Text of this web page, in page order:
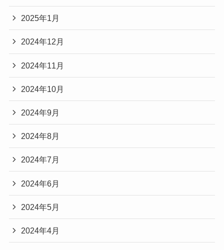
2025年1月
2024年12月
2024年11月
2024年10月
2024年9月
2024年8月
2024年7月
2024年6月
2024年5月
2024年4月